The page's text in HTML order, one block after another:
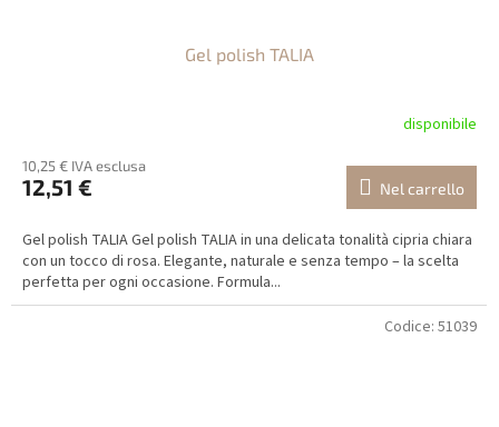
Gel polish TALIA
disponibile
10,25 € IVA esclusa
12,51 € Nel carrello
Gel polish TALIA Gel polish TALIA in una delicata tonalità cipria chiara
con un tocco di rosa. Elegante, naturale e senza tempo – la scelta
perfetta per ogni occasione. Formula...
Codice: 51039